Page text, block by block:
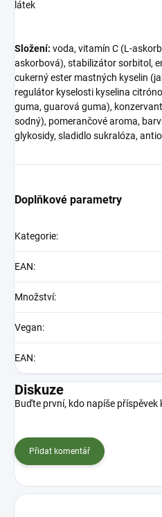
látek
Složení: voda, vitamín C (L-
askorbová), stabilizátor sorbitol,
cukerný ester mastných kyselin
regulátor kyselosti kyselina
guma, guarová guma),
sodný), pomerančové aroma,
glykosidy, sladidlo sukralóza,
Doplňkové parametry
Kategorie:
EAN:
Množství:
Vegan:
EAN:
Diskuze
Buďte první, kdo napíše příspěvek
Přidat komentář